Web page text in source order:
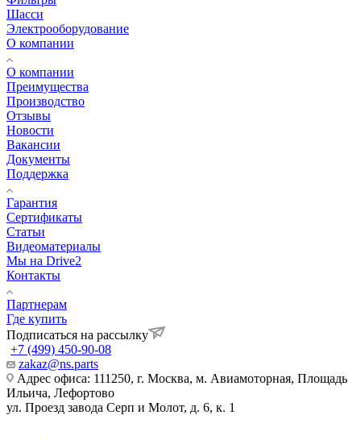
Шасси
Электрооборудование
О компании
О компании
Преимущества
Производство
Отзывы
Новости
Вакансии
Документы
Поддержка
Гарантия
Сертификаты
Статьи
Видеоматериалы
Мы на Drive2
Контакты
Партнерам
Где купить
Подписаться на рассылку
+7 (499) 450-90-08
zakaz@ns.parts
Адрес офиса: 111250, г. Москва, м. Авиамоторная, Площадь
Ильича, Лефортово
ул. Проезд завода Серп и Молот, д. 6, к. 1